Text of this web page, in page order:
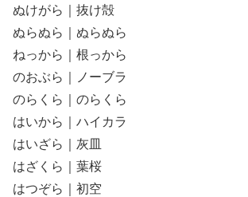
ぬけがら｜抜け殻
ぬらぬら｜ぬらぬら
ねっから｜根っから
のおぶら｜ノーブラ
のらくら｜のらくら
はいから｜ハイカラ
はいざら｜灰皿
はざくら｜葉桜
はつぞら｜初空